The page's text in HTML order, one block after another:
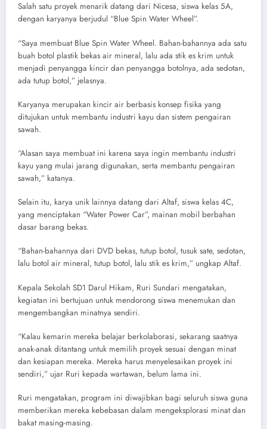
Salah satu proyek menarik datang dari Nicesa, siswa kelas 5A,
dengan karyanya berjudul “Blue Spin Water Wheel”.
“Saya membuat Blue Spin Water Wheel. Bahan-bahannya ada satu
buah botol plastik bekas air mineral, lalu ada stik es krim untuk
menjadi penyangga kincir dan penyangga botolnya, ada sedotan,
ada tutup botol,” jelasnya.
Karyanya merupakan kincir air berbasis konsep fisika yang
ditujukan untuk membantu industri kayu dan sistem pengairan
sawah.
“Alasan saya membuat ini karena saya ingin membantu industri
kayu yang mulai jarang digunakan, serta membantu pengairan
sawah,” katanya.
Selain itu, karya unik lainnya datang dari Altaf, siswa kelas 4C,
yang menciptakan “Water Power Car”, mainan mobil berbahan
dasar barang bekas.
“Bahan-bahannya dari DVD bekas, tutup botol, tusuk sate, sedotan,
lalu botol air mineral, tutup botol, lalu stik es krim,” ungkap Altaf.
Kepala Sekolah SD1 Darul Hikam, Ruri Sundari mengatakan,
kegiatan ini bertujuan untuk mendorong siswa menemukan dan
mengembangkan minatnya sendiri.
“Kalau kemarin mereka belajar berkolaborasi, sekarang saatnya
anak-anak ditantang untuk memilih proyek sesuai dengan minat
dan kesiapan mereka. Mereka harus menyelesaikan proyek ini
sendiri,” ujar Ruri kepada wartawan, belum lama ini.
Ruri mengatakan, program ini diwajibkan bagi seluruh siswa guna
memberikan mereka kebebasan dalam mengeksplorasi minat dan
bakat masing-masing.